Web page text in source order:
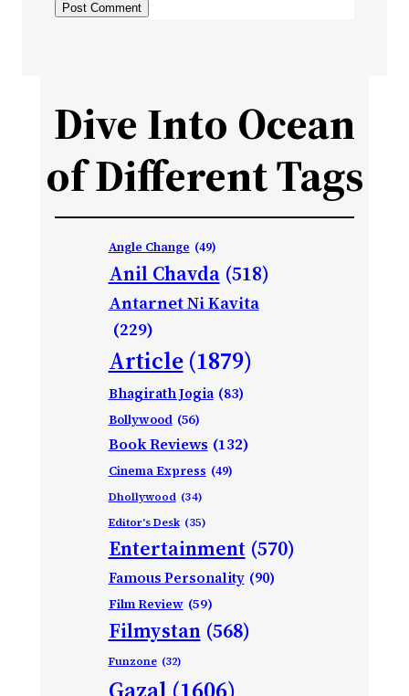
Dive Into Ocean
of Different Tags
Angle Change (49)
Anil Chavda (518)
Antarnet Ni Kavita
(229)
Article (1879)
Bhagirath Jogia (83)
Bollywood (56)
Book Reviews (132)
Cinema Express (49)
Dhollywood (34)
Editor's Desk (35)
Entertainment (570)
Famous Personality (90)
Film Review (59)
Filmystan (568)
Funzone (32)